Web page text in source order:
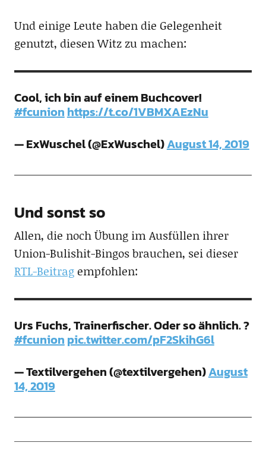
Und einige Leute haben die Gelegenheit
genutzt, diesen Witz zu machen:
Cool, ich bin auf einem Buchcover!
#fcunion https://t.co/1VBMXAEzNu
— ExWuschel (@ExWuschel)August 14, 2019
Und sonst so
Allen, die noch Übung im Ausfüllen ihrer
Union-Bulishit-Bingos brauchen, sei dieser
RTL-Beitragempfohlen:
Urs Fuchs, Trainerfischer. Oder so ähnlich. ?
#fcunion pic.twitter.com/pF2SkihG6l
— Textilvergehen (@textilvergehen)August
14, 2019